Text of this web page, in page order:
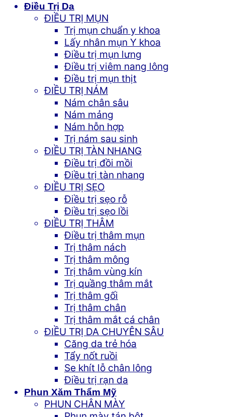
Điều Trị Da
ĐIỀU TRỊ MỤN
Trị mụn chuẩn y khoa
Lấy nhân mụn Y khoa
Điều trị mụn lưng
Điều trị viêm nang lông
Điều trị mụn thịt
ĐIỀU TRỊ NÁM
Nám chân sâu
Nám mảng
Nám hỗn hợp
Trị nám sau sinh
ĐIỀU TRỊ TÀN NHANG
Điều trị đồi mồi
Điều trị tàn nhang
ĐIỀU TRỊ SẸO
Điều trị sẹo rỗ
Điều trị sẹo lồi
ĐIỀU TRỊ THÂM
Điều trị thâm mụn
Trị thâm nách
Trị thâm mông
Trị thâm vùng kín
Trị quầng thâm mắt
Trị thâm gối
Trị thâm chân
Trị thâm mắt cá chân
ĐIỀU TRỊ DA CHUYÊN SÂU
Căng da trẻ hóa
Tẩy nốt ruồi
Se khít lỗ chân lông
Điều trị rạn da
Phun Xăm Thẩm Mỹ
PHUN CHÂN MÀY